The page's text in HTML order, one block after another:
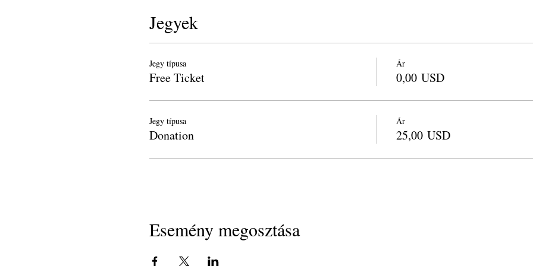
Jegyek
Jegy típusa
Free Ticket
Ár
0,00 USD
Jegy típusa
Donation
Ár
25,00 USD
Esemény megosztása